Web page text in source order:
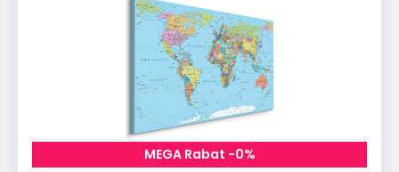
MEGA Rabat -0%